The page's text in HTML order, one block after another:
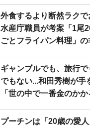
外食するより断然ラク
水産庁職員が考案「1尾
ごとフライパン料理」
ギャンブルでも、旅行
でもない...和田秀樹が手
「世の中で一番金のかか
プーチンは「20歳の愛